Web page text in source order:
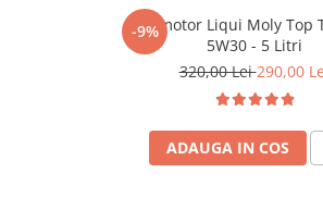
■ Filtre agent racire
-9%
Ulei motor Liqui Moly Top
5W30 - 5 Litri
320,00 Lei290,00
ADAUGA IN COS